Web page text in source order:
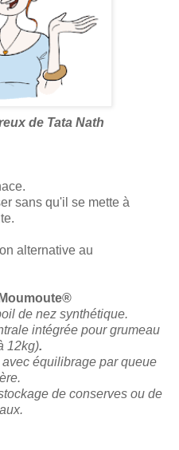
de Tata Nath
sans qu'il se mette à
alternative au
de nez synthétique.
intégrée pour grumeau
12kg).
équilibrage par queue
de conserves ou de